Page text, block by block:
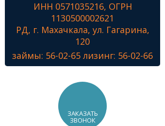
Лизинг
Наши проекты
Знамя Победы
ИНН 0571035216, ОГРН
1130500002621
РД, г. Махачкала, ул. Гагарина,
120
займы: 56-02-65 лизинг: 56-02-66
ЗАКАЗАТЬ
ЗВОНОК